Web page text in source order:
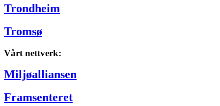
Trondheim
Tromsø
Vårt nettverk:
Miljøalliansen
Framsenteret